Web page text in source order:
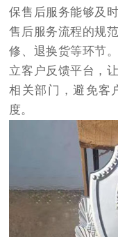
保售后服务能够及
售后服务流程的规
修、退换货等环节
立客户反馈平台，
相关部门，避免客
度。